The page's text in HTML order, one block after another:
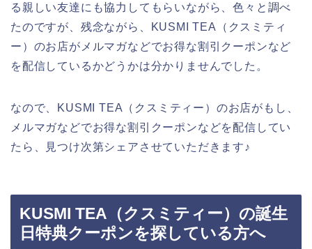
る親しい友達にも協力してもらいながら、色々と調べ
たのですが、残念ながら、KUSMI TEA（クスミティ
ー）のお店がメルマガなどでお得な割引クーポンなど
を配信しているかどうかは分かりませんでした。
なので、KUSMI TEA（クスミティー）のお店がもし、
メルマガなどでお得な割引クーポンなどを配信してい
たら、見つけ次第シェアさせていただきます♪
KUSMI TEA（クスミティー）の誕生
日特典クーポンを探している方へ